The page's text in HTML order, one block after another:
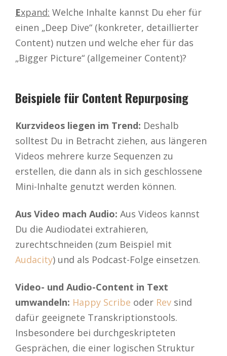
Expand: Welche Inhalte kannst Du eher für
einen „Deep Dive“ (konkreter, detaillierter
Content) nutzen und welche eher für das
„Bigger Picture“ (allgemeiner Content)?
Beispiele für Content Repurposing
Kurzvideos liegen im Trend: Deshalb
solltest Du in Betracht ziehen, aus längeren
Videos mehrere kurze Sequenzen zu
erstellen, die dann als in sich geschlossene
Mini-Inhalte genutzt werden können.
Aus Video mach Audio: Aus Videos kannst
Du die Audiodatei extrahieren,
zurechtschneiden (zum Beispiel mit
Audacity) und als Podcast-Folge einsetzen.
Video- und Audio-Content in Text
umwandeln: Happy Scribe oder Rev sind
dafür geeignete Transkriptionstools.
Insbesondere bei durchgeskripteten
Gesprächen, die einer logischen Struktur